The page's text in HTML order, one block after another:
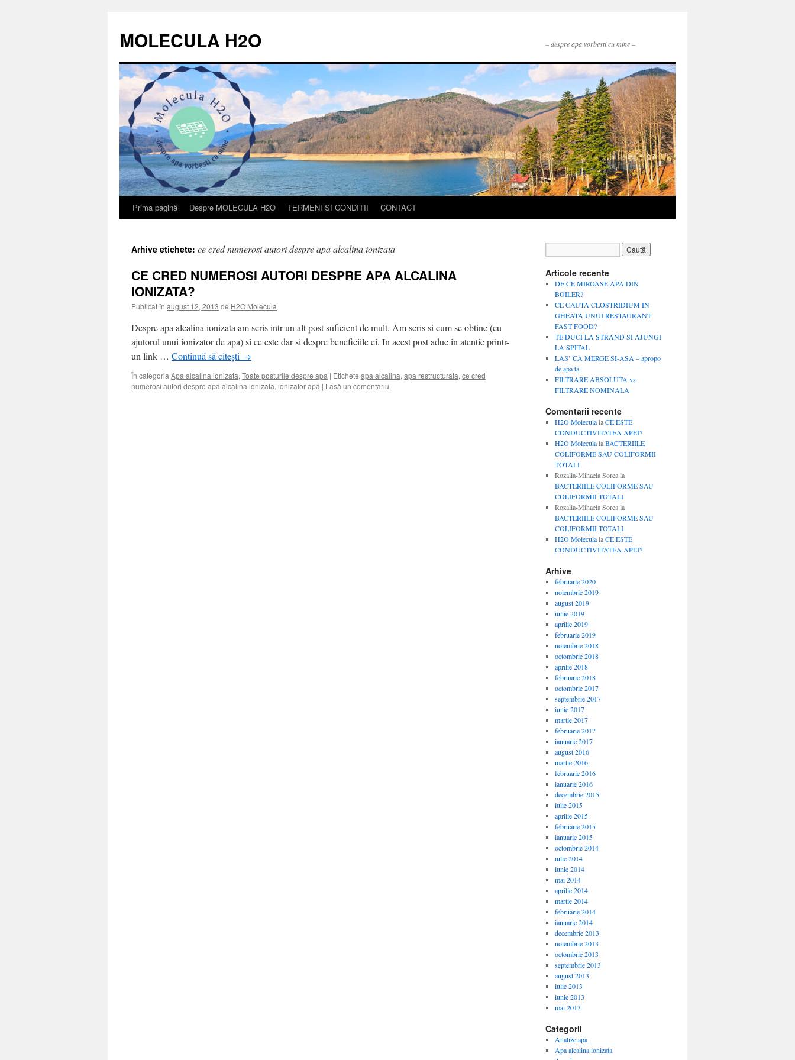
conținut
MOLECULA H2O – despre apa vorbesti cu mine –
Prima pagină Despre MOLECULA H2O TERMENI SI CONDITII CONTACT
Arhive etichete: ce cred numerosi autori despre apa alcalina ionizata
CE CRED NUMEROSI AUTORI DESPRE APA ALCALINA
IONIZATA?
Publicat în august 12, 2013 de H2O Molecula
Despre apa alcalina ionizata am scris intr-un alt post suficient de mult. Am scris si cum se obtine (cu
ajutorul unui ionizator de apa) si ce este dar si despre beneficiile ei. In acest post aduc in atentie printr-
un link … Continuă să citești →
În categoria Apa alcalina ionizata, Toate posturile despre apa | Etichete apa alcalina, apa restructurata, ce cred
numerosi autori despre apa alcalina ionizata, ionizator apa | Lasă un comentariu
Articole recente
DE CE MIROASE APA DIN
BOILER?
CE CAUTA CLOSTRIDIUM IN
GHEATA UNUI RESTAURANT
FAST FOOD?
TE DUCI LA STRAND SI AJUNGI
LA SPITAL
LAS’ CA MERGE SI-ASA – apropo
de apa ta
FILTRARE ABSOLUTA vs
FILTRARE NOMINALA
Comentarii recente
H2O MoleculalaCE ESTE
CONDUCTIVITATEA APEI?
H2O MoleculalaBACTERIILE
COLIFORME SAU COLIFORMII
TOTALI
Rozalia-Mihaela Soreala
BACTERIILE COLIFORME SAU
COLIFORMII TOTALI
Rozalia-Mihaela Soreala
BACTERIILE COLIFORME SAU
COLIFORMII TOTALI
H2O MoleculalaCE ESTE
CONDUCTIVITATEA APEI?
Arhive
februarie 2020
noiembrie 2019
august 2019
iunie 2019
aprilie 2019
februarie 2019
noiembrie 2018
octombrie 2018
aprilie 2018
februarie 2018
octombrie 2017
septembrie 2017
iunie 2017
martie 2017
februarie 2017
ianuarie 2017
august 2016
martie 2016
februarie 2016
ianuarie 2016
decembrie 2015
iulie 2015
aprilie 2015
februarie 2015
ianuarie 2015
octombrie 2014
iulie 2014
iunie 2014
mai 2014
aprilie 2014
martie 2014
februarie 2014
ianuarie 2014
decembrie 2013
noiembrie 2013
octombrie 2013
septembrie 2013
august 2013
iulie 2013
iunie 2013
mai 2013
Categorii
Analize apa
Apa alcalina ionizata